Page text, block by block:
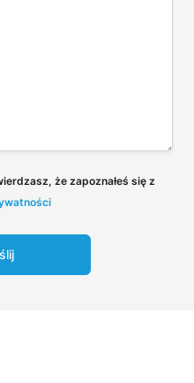
że zapoznałeś się z